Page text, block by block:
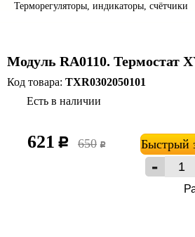
Терморегуляторы, индикаторы, счётчики
Модуль RA0110. Термостат
Код товара: TXR0302050101
Есть в наличии
621 c 650 c Быстрый